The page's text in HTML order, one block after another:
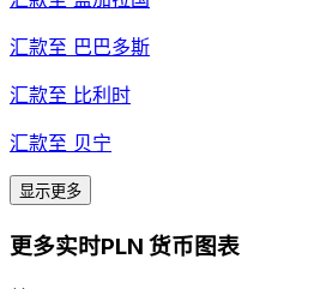
汇款至 巴巴多斯
汇款至 比利时
汇款至 贝宁
显示更多
更多实时PLN 货币图表